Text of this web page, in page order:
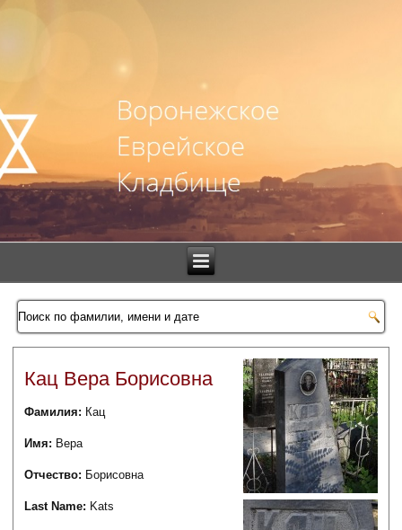
Кац Вера Борисовна
Фамилия: Кац
Имя: Вера
Отчество: Борисовна
Last Name: Kats